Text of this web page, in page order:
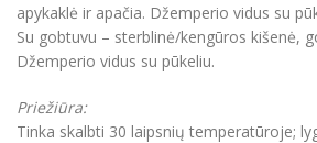
apykaklė ir apačia. Džemperio vidus su
Su gobtuvu – sterblinė/kengūros kišenė,
Džemperio vidus su pūkeliu.
Priežiūra:
Tinka skalbti 30 laipsnių temperatūroje;